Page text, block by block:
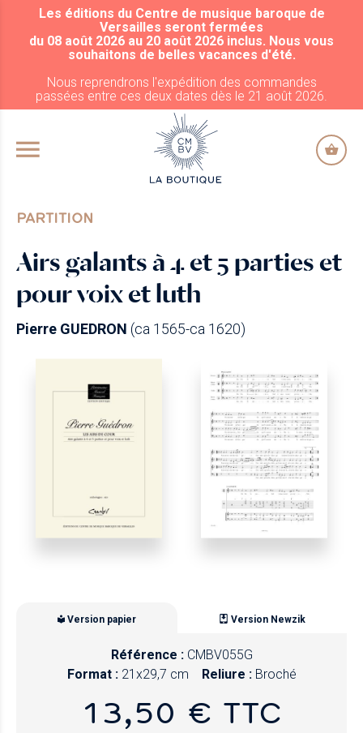
ALLER AU CONTENU PRINCIPAL
Les éditions du Centre de musique baroque de
Versailles seront fermées
du 08 août 2026 au 20 août 2026 inclus. Nous vous
souhaitons de belles vacances d'été.
Nous reprendrons l'expédition des commandes
passées entre ces deux dates dès le 21 août 2026.
PARTITION
Airs galants à 4 et 5 parties et
pour voix et luth
Pierre GUEDRON (ca 1565-ca 1620)
Version papier Version Newzik
Référence : CMBV055G
Format : 21x29,7 cm Reliure : Broché
13,50 € TTC